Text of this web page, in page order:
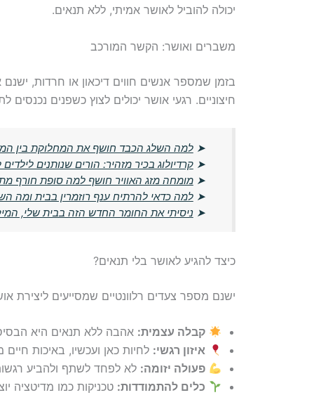
יכולה להוביל לאושר אמיתי, ללא תנאים.
משברים ואושר: הקשר המורכב
בזמן שמספר אנשים חווים דיכאון או חרדות,
חיצוניים. רגעי אושר יכולים לצוץ כשפנים נכנסים
➤למה השלג הכבד חושף את המחלוקת בין
➤קרדיולוג בכיר מזהיר: הורים שנותנים
➤מומחה מזג האוויר חושף למה סופת חורף
➤למה כדאי להרתיח ענף רוזמרין בבית ומה
➤ ניסיתי את החומר החדש הזה בבית שלי,
כיצד להגיע לאושר בלי תנאים?
ישנם מספר צעדים רלוונטיים שמסייעים ליצירת
קבלה עצמית: אהבה ללא תנאים היא
איזון רגשי: לחיות כאן ועכשיו, באיכות
פעולה יזומה: לא לפחד לשתף ולהביע
כלים להתמודדות: טכניקות כמו מדיטציה